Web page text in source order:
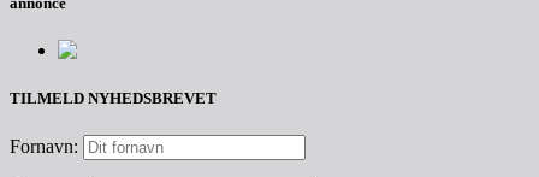
TILMELD NYHEDSBREVET
Fornavn: